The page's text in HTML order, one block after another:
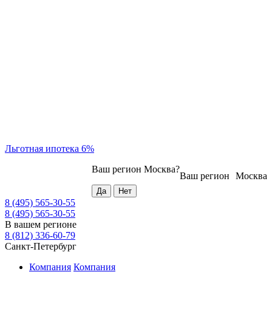
Льготная ипотека 6%
Москва
Ваш регион
Ваш регион Москва?
8 (495) 565-30-55
8 (495) 565-30-55
В вашем регионе
8 (812) 336-60-79
Санкт-Петербург
Компания Компания